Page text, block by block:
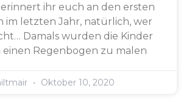
ihr euch an den ersten
im letzten Jahr, natürlich, wer
Damals wurden die Kinder
Regenbogen zu malen
Oktober 10, 2020